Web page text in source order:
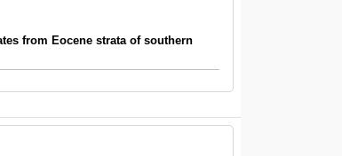
from Eocene strata of southern